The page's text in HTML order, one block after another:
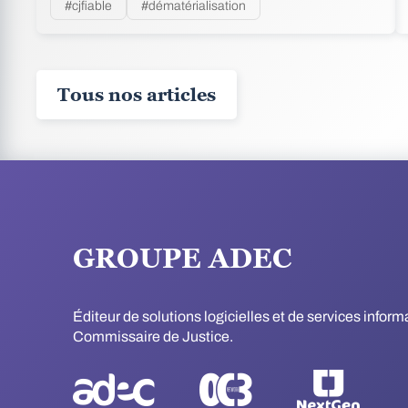
#cjfiable #dématérialisation
Tous nos articles
GROUPE ADEC
Éditeur de solutions logicielles et de services
Commissaire de Justice.